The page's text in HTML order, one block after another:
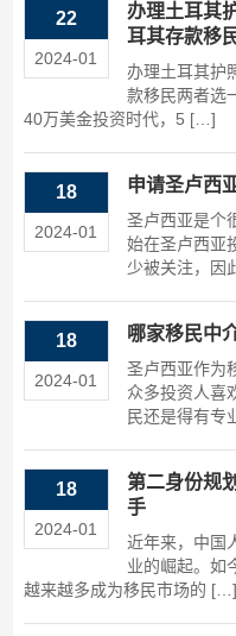
22
2024-01
办理土耳其
耳其存款移民
办理土耳其护
款移民两者选
40万美金投资时代，5 […]
18
2024-01
申请圣卢西
圣卢西亚是个
始在圣卢西亚
少被关注，因
18
2024-01
哪家移民中
圣卢西亚作为
众多投资人喜
民还是得有
18
2024-01
第二身份规
手
近年来，中国
业的崛起。如
越来越多成为移民市场的 […]